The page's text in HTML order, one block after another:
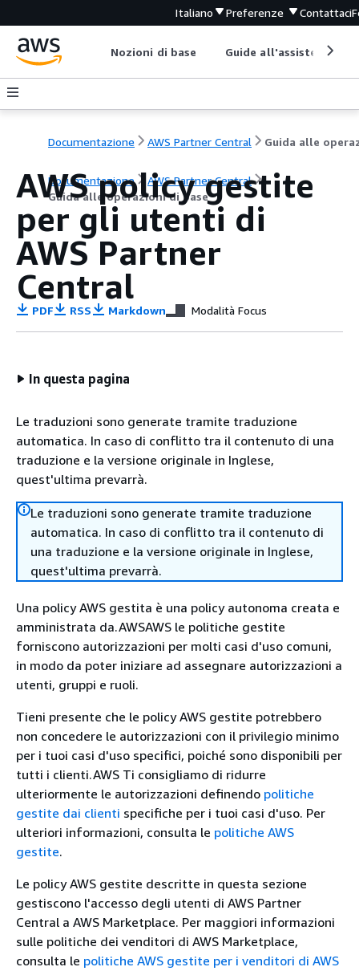
Italiano Preferenze Contattaci
Nozioni di base Guide all'assistenza
Documentazione AWS Partner Central
Documentazione
AWS Partner Central
Guida alle operazioni di base
AWS policy gestite
per gli utenti di
AWS Partner
Central
PDF RSS Markdown Modalità Focus
In questa pagina
Le traduzioni sono generate tramite traduzione
automatica. In caso di conflitto tra il contenuto di una
traduzione e la versione originale in Inglese,
quest'ultima prevarrà.
Le traduzioni sono generate tramite traduzione
automatica. In caso di conflitto tra il contenuto di
una traduzione e la versione originale in Inglese,
quest'ultima prevarrà.
Una policy AWS gestita è una policy autonoma creata e
amministrata da.AWSAWS le politiche gestite
forniscono autorizzazioni per molti casi d'uso comuni,
in modo da poter iniziare ad assegnare autorizzazioni a
utenti, gruppi e ruoli.
Tieni presente che le policy AWS gestite potrebbero
non concedere le autorizzazioni con il privilegio minimo
per i tuoi casi d'uso specifici, poiché sono disponibili per
tutti i clienti.AWS Ti consigliamo di ridurre
ulteriormente le autorizzazioni definendo politiche
gestite dai clienti specifiche per i tuoi casi d'uso. Per
ulteriori informazioni, consulta le politiche AWS
gestite.
Le policy AWS gestite descritte in questa sezione
gestiscono l'accesso degli utenti di AWS Partner
Central a AWS Marketplace. Per maggiori informazioni
sulle politiche dei venditori di AWS Marketplace,
consulta le politiche AWS gestite per i venditori di AWS